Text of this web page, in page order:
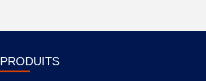
PRODUITS